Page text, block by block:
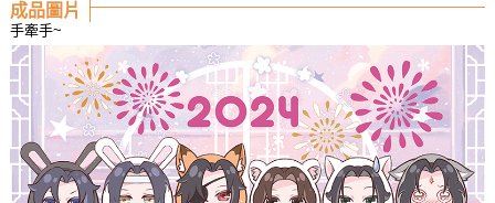
成品圖片
手牽手~